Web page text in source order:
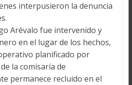
interpusieron la denuncia
Arévalo fue intervenido y
en el lugar de los hechos,
planificado por
la comisaría de
permanece recluido en el